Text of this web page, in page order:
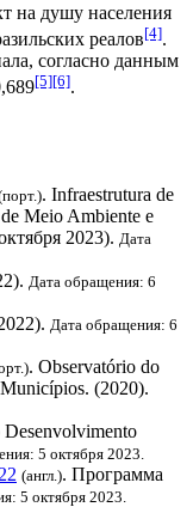
на душу населения
реалов[4].
, согласно данным
[5][6].
. Infraestrutura de
Meio Ambiente e
2023). Дата
Дата обращения: 6
Дата обращения: 6
. Observatório do
(2020).
Desenvolvimento
5 октября 2023.
(англ.). Программа
5 октября 2023.